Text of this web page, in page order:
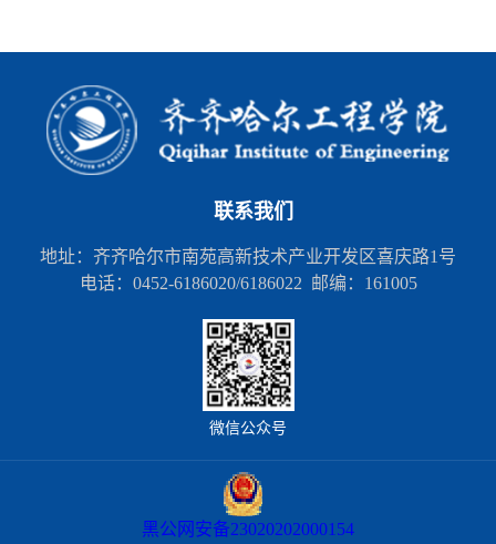
联系我们
地址：齐齐哈尔市南苑高新技术产业开发区喜庆路1号
电话：0452-6186020/6186022 邮编：161005
微信公众号
黑公网安备23020202000154